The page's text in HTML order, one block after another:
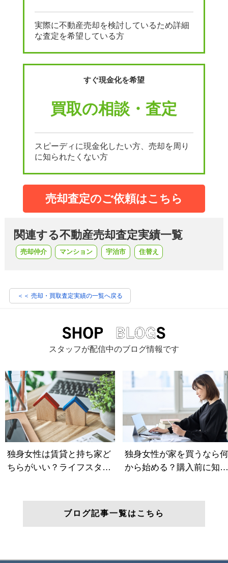
実際に不動産売却を検討しているため詳細
な査定を希望している方
すぐ現金化を希望
買取の相談・査定
スピーディに現金化したい方、売却を周り
に知られたくない方
売却査定のご依頼はこちら
関連する不動産売却査定実績一覧
売却仲介 マンション 宇治市 住替え
＜＜ 売却・買取査定実績の一覧へ戻る
スタッフが配信中のブログ情報です
ブログ記事一覧はこちら